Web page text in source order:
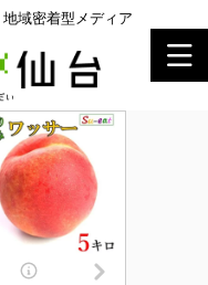
域密着型メディア